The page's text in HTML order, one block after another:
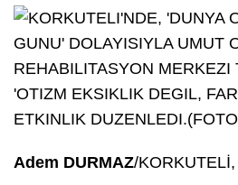
Adem DURMAZ/